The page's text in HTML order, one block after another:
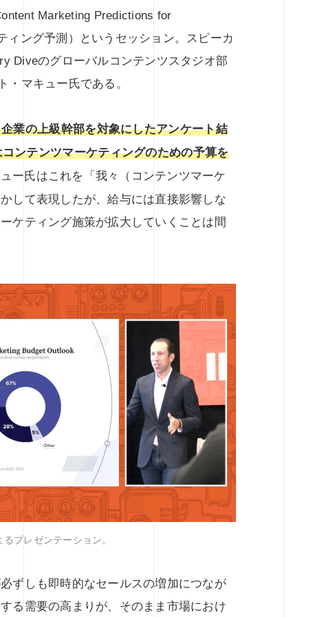
Marketing Predictions for
ィング予測）というセッション。スピーカ
Diveのグローバルコンテンツスタジオ部
・マキュー氏である。
業の上級幹部を対象にしたアンケート結
ンテンツマーケティングのための予算を
ー氏はこれを「我々（コンテンツマーケ
して表現したが、給与には直接影響しな
ケティング施策が拡大していくことは間
プレゼンテーション。
ずしも即時的なセールスの増加につなが
る需要の高まりが、そのまま市場におけ